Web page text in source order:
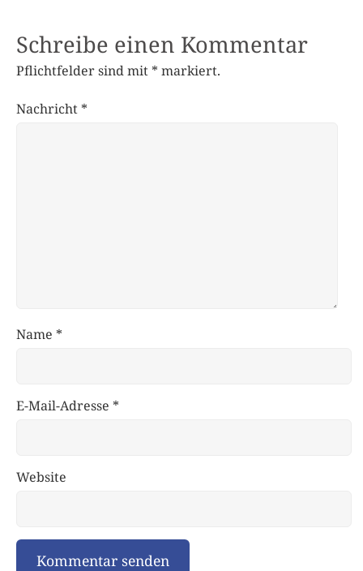
Schreibe einen Kommentar
Pflichtfelder sind mit * markiert.
Nachricht *
Name *
E-Mail-Adresse *
Website